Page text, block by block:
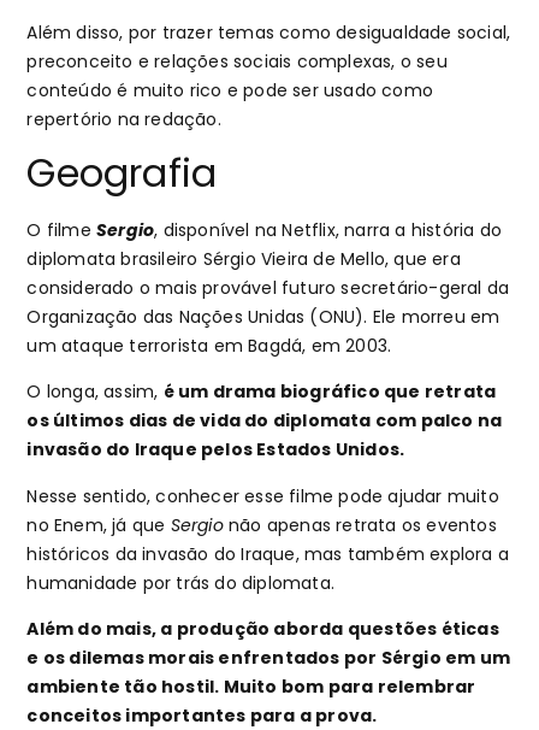
Além disso, por trazer temas como desigualdade social,
preconceito e relações sociais complexas, o seu
conteúdo é muito rico e pode ser usado como
repertório na redação.
Geografia
O filme Sergio, disponível na Netflix, narra a história do
diplomata brasileiro Sérgio Vieira de Mello, que era
considerado o mais provável futuro secretário-geral da
Organização das Nações Unidas (ONU). Ele morreu em
um ataque terrorista em Bagdá, em 2003.
O longa, assim, é um drama biográfico que retrata
os últimos dias de vida do diplomata com palco na
invasão do Iraque pelos Estados Unidos.
Nesse sentido, conhecer esse filme pode ajudar muito
no Enem, já que Sergionão apenas retrata os eventos
históricos da invasão do Iraque, mas também explora a
humanidade por trás do diplomata.
Além do mais, a produção aborda questões éticas
e os dilemas morais enfrentados por Sérgio em um
ambiente tão hostil. Muito bom para relembrar
conceitos importantes para a prova.